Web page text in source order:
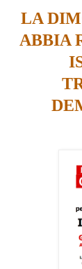
LA
ABBIA